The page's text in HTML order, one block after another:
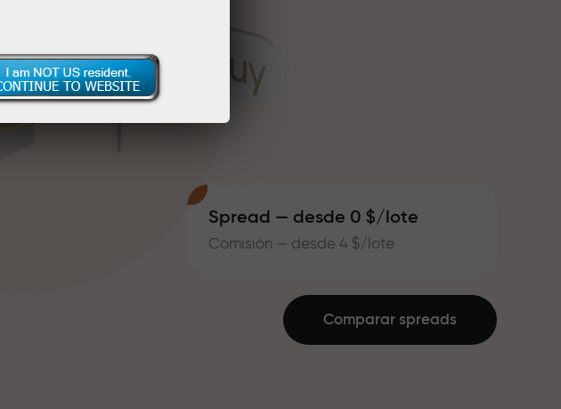
Spread — desde 0 $/lote
Comisión — desde 4 $/lote
Comparar spreads